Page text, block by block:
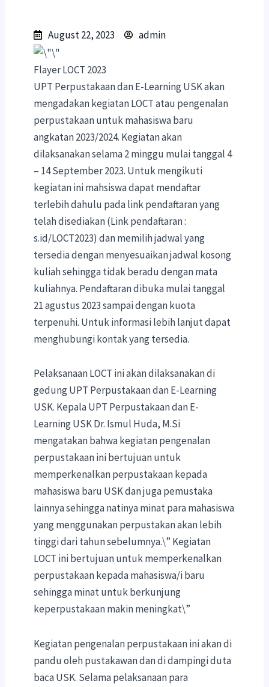
August 22, 2023 admin
Flayer LOCT 2023
UPT Perpustakaan dan E-Learning USK akan
mengadakan kegiatan LOCT atau pengenalan
perpustakaan untuk mahasiswa baru
angkatan 2023/2024. Kegiatan akan
dilaksanakan selama 2 minggu mulai tanggal 4
– 14 September 2023. Untuk mengikuti
kegiatan ini mahsiswa dapat mendaftar
terlebih dahulu pada link pendaftaran yang
telah disediakan (Link pendaftaran :
s.id/LOCT2023) dan memilih jadwal yang
tersedia dengan menyesuaikan jadwal kosong
kuliah sehingga tidak beradu dengan mata
kuliahnya. Pendaftaran dibuka mulai tanggal
21 agustus 2023 sampai dengan kuota
terpenuhi. Untuk informasi lebih lanjut dapat
menghubungi kontak yang tersedia.
Pelaksanaan LOCT ini akan dilaksanakan di
gedung UPT Perpustakaan dan E-Learning
USK. Kepala UPT Perpustakaan dan E-
Learning USK Dr. Ismul Huda, M.Si
mengatakan bahwa kegiatan pengenalan
perpustakaan ini bertujuan untuk
memperkenalkan perpustakaan kepada
mahasiswa baru USK dan juga pemustaka
lainnya sehingga natinya minat para mahasiswa
yang menggunakan perpustakan akan lebih
tinggi dari tahun sebelumnya.\” Kegiatan
LOCT ini bertujuan untuk memperkenalkan
perpustakaan kepada mahasiswa/i baru
sehingga minat untuk berkunjung
keperpustakaan makin meningkat\”
Kegiatan pengenalan perpustakaan ini akan di
pandu oleh pustakawan dan di dampingi duta
baca USK. Selama pelaksanaan para